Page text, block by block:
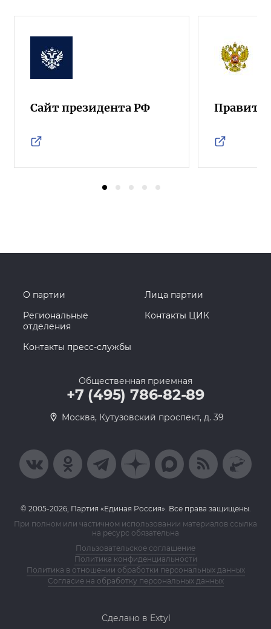
Сайт президента РФ
О партии
Лица партии
Региональные
отделения
Контакты ЦИК
Контакты пресс-службы
Общественная приемная
+7 (495) 786-82-89
Москва, Кутузовский проспект, д. 39
© 2005-2026, Партия «Единая Россия». Все права защищены.
При полном или частичном использовании материалов ссылка
на ресурс обязательна
Пользовательское соглашение
Политика конфиденциальности
Политика в отношении обработки персональных данных
Согласие на обработку персональных данных
Сделано в Extyl